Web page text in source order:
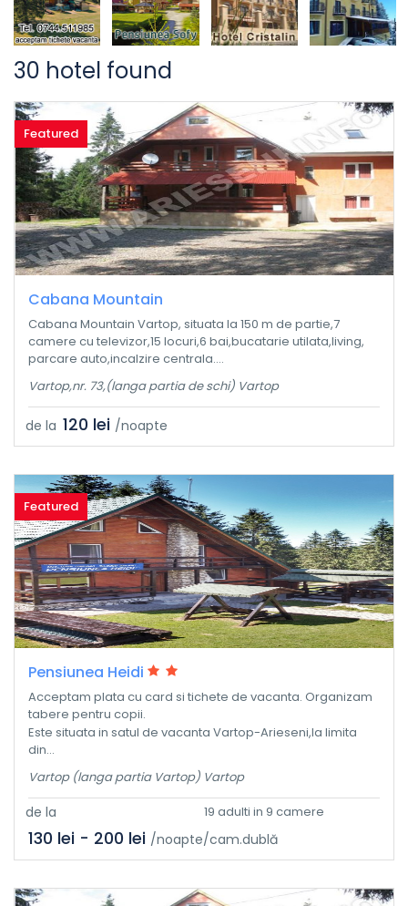
30 hotel found
Featured
Cabana Mountain
Vartop,nr. 73,(langa partia de schi) Vartop
Cabana Mountain Vartop, situata la 150 m de partie,7
camere cu televizor,15 locuri,6 bai,bucatarie utilata,living,
parcare auto,incalzire centrala....
de la 120 lei /noapte
Featured
Pensiunea Heidi
Vartop (langa partia Vartop) Vartop
Acceptam plata cu card si tichete de vacanta. Organizam
tabere pentru copii.
Este situata in satul de vacanta Vartop-Arieseni,la limita
din...
19 adulti in 9 camere
de la
130 lei - 200 lei /noapte/cam.dublă